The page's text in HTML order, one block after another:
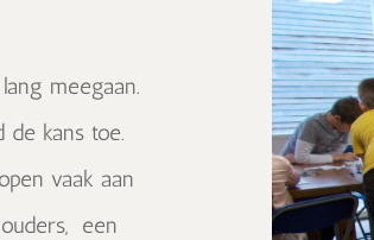
meegaan.
de kans toe.
vaak aan
een